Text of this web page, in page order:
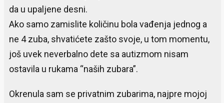
da u upaljene desni.
Ako samo zamislite količinu bola vađenja jednog a
ne 4 zuba, shvatićete zašto svoje, u tom momentu,
još uvek neverbalno dete sa autizmom nisam
ostavila u rukama “naših zubara”.
Okrenula sam se privatnim zubarima, najpre mojoj